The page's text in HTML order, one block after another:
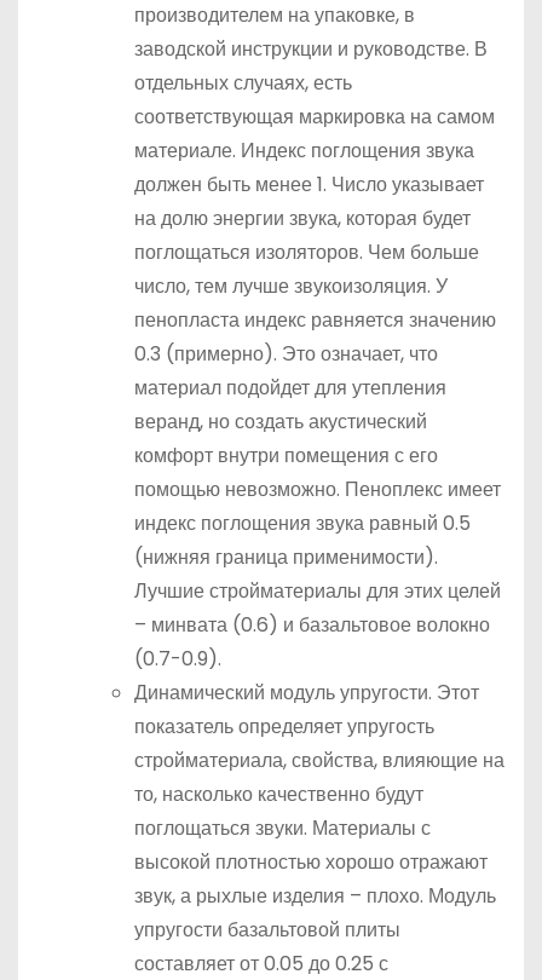
производителем на упаковке, в
заводской инструкции и руководстве. В
отдельных случаях, есть
соответствующая маркировка на самом
материале. Индекс поглощения звука
должен быть менее 1. Число указывает
на долю энергии звука, которая будет
поглощаться изоляторов. Чем больше
число, тем лучше звукоизоляция. У
пенопласта индекс равняется значению
0.3 (примерно). Это означает, что
материал подойдет для утепления
веранд, но создать акустический
комфорт внутри помещения с его
помощью невозможно. Пеноплекс имеет
индекс поглощения звука равный 0.5
(нижняя граница применимости).
Лучшие стройматериалы для этих целей
– минвата (0.6) и базальтовое волокно
(0.7-0.9).
Динамический модуль упругости. Этот
показатель определяет упругость
стройматериала, свойства, влияющие на
то, насколько качественно будут
поглощаться звуки. Материалы с
высокой плотностью хорошо отражают
звук, а рыхлые изделия – плохо. Модуль
упругости базальтовой плиты
составляет от 0.05 до 0.25 с